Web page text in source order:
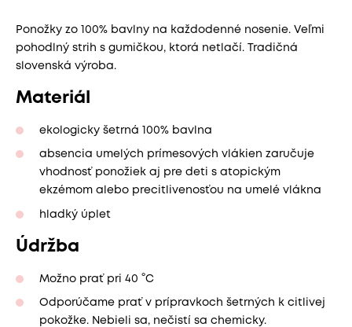
Ponožky zo 100% bavlny na každodenné nosenie. Veľmi
pohodlný strih s gumičkou, ktorá netlačí. Tradičná
slovenská výroba.
Materiál
ekologicky šetrná 100% bavlna
absencia umelých prímesových vlákien zaručuje
vhodnosť ponožiek aj pre deti s atopickým
ekzémom alebo precitlivenosťou na umelé vlákna
hladký úplet
Údržba
Možno prať pri 40 °C
Odporúčame prať v prípravkoch šetrných k citlivej
pokožke. Nebieli sa, nečistí sa chemicky.